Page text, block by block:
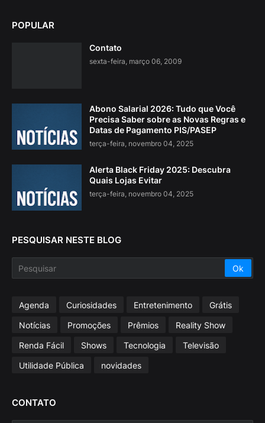
POPULAR
Contato
sexta-feira, março 06, 2009
Abono Salarial 2026: Tudo que Você
Precisa Saber sobre as Novas Regras e
Datas de Pagamento PIS/PASEP
terça-feira, novembro 04, 2025
Alerta Black Friday 2025: Descubra
Quais Lojas Evitar
terça-feira, novembro 04, 2025
PESQUISAR NESTE BLOG
Agenda Curiosidades Entretenimento
Grátis
Notícias
Promoções Prêmios
Reality Show
Renda Fácil
Shows Tecnologia
Televisão
Utilidade Pública
novidades
CONTATO